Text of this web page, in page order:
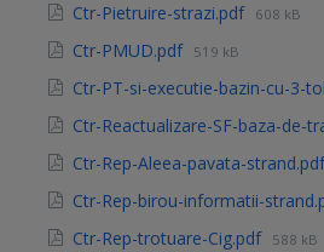
Ctr-Pietruire-strazi.pdf 608 kB
Ctr-PMUD.pdf 519 kB
Ctr-PT-si-executie-bazin-cu-3-
Ctr-Reactualizare-SF-baza-de-
Ctr-Rep-Aleea-pavata-
Ctr-Rep-birou-informatii-
Ctr-Rep-trotuare-Cig.pdf 588 kB